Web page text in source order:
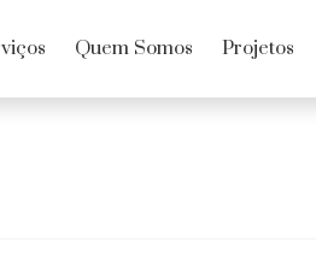
Quem Somos Projetos